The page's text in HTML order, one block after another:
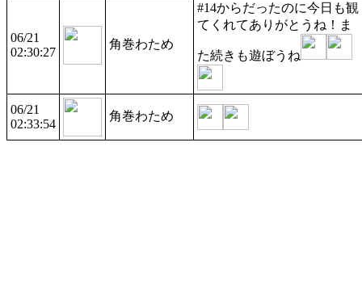
06/21
02:30:27
角巻わため
#14からだったのに今日も観
てくれてありがとうね！ま
た続きも遊ぼうね
06/21
02:33:54
角巻わため